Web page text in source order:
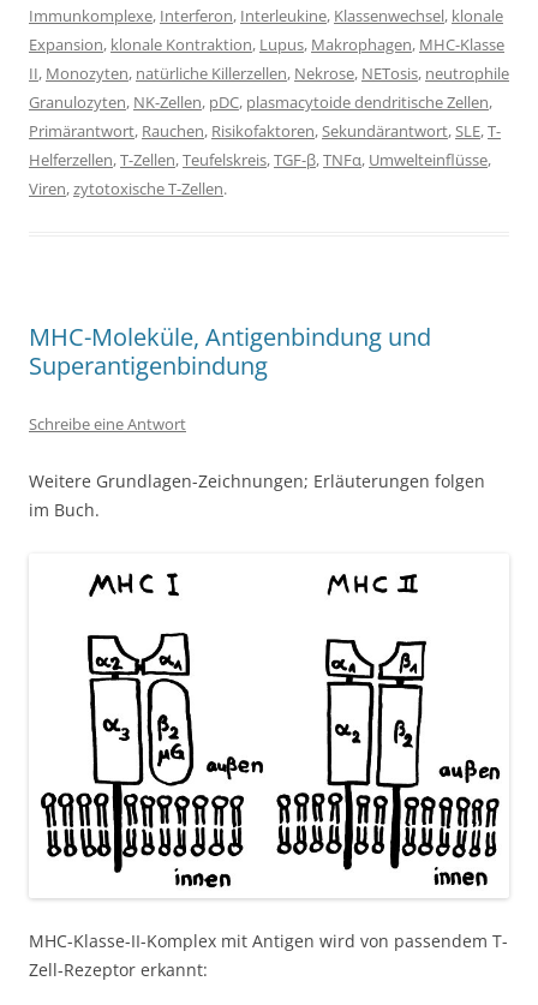
Immunkomplexe, Interferon, Interleukine, Klassenwechsel, klonale
Expansion, klonale Kontraktion, Lupus, Makrophagen, MHC-Klasse
II, Monozyten, natürliche Killerzellen, Nekrose, NETosis, neutrophile
Granulozyten, NK-Zellen, pDC, plasmacytoide dendritische Zellen,
Primärantwort, Rauchen, Risikofaktoren,Sekundärantwort,SLE,T-
Helferzellen,T-Zellen,Teufelskreis,TGF-β,TNFα, Umwelteinflüsse,
Viren,zytotoxische T-Zellen.
MHC-Moleküle, Antigenbindung und
Superantigenbindung
Schreibe eine Antwort
Weitere Grundlagen-Zeichnungen; Erläuterungen folgen
im Buch.
MHC-Klasse-II-Komplex mit Antigen wird von passendem T-
Zell-Rezeptor erkannt: